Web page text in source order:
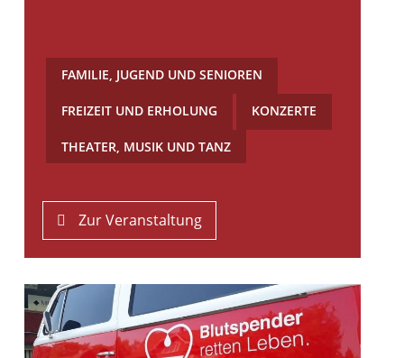
FAMILIE, JUGEND UND SENIOREN
FREIZEIT UND ERHOLUNG KONZERTE
THEATER, MUSIK UND TANZ
Zur Veranstaltung